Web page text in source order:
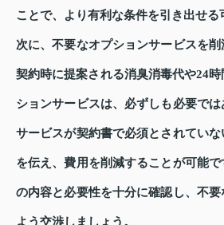
ことで、より有利な条件を引き出せる
次に、不要なオプションサービスを削
契約時に提案される消臭消毒代や24
ションサービスは、必ずしも必要で
サービスが契約書で必須とされてい
を伝え、費用を削減することが可能
の内容と必要性を十分に確認し、不要
よう交渉しましょう。